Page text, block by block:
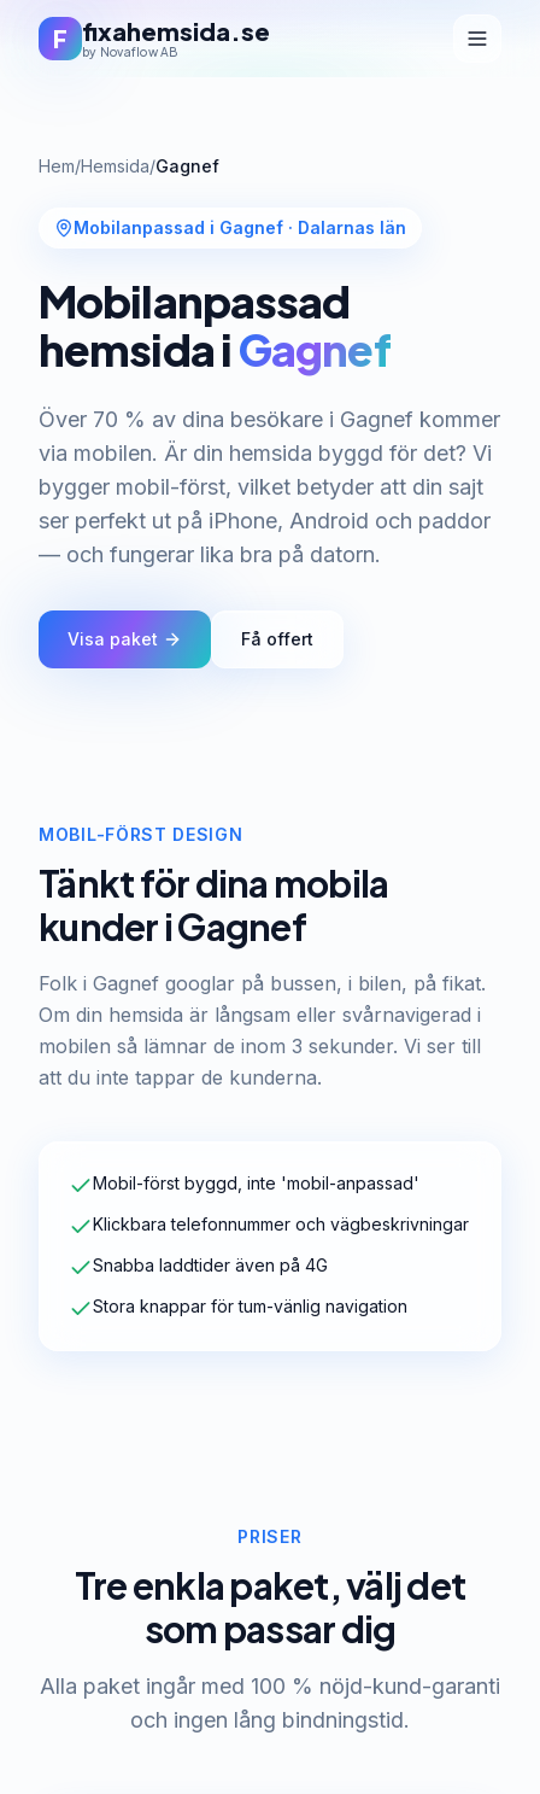
F fixahemsida.se
by Novaflow AB
Hem/Hemsida/Gagnef
Mobilanpassad i Gagnef · Dalarnas län
Mobilanpassad
hemsida iGagnef
Över 70 % av dina besökare i Gagnef kommer
via mobilen. Är din hemsida byggd för det? Vi
bygger mobil-först, vilket betyder att din sajt
ser perfekt ut på iPhone, Android och paddor
— och fungerar lika bra på datorn.
Visa paket Få offert
MOBIL-FÖRST DESIGN
Tänkt för dina mobila
kunder i Gagnef
Folk i Gagnef googlar på bussen, i bilen, på fikat.
Om din hemsida är långsam eller svårnavigerad i
mobilen så lämnar de inom 3 sekunder. Vi ser till
att du inte tappar de kunderna.
Mobil-först byggd, inte 'mobil-anpassad'
Klickbara telefonnummer och vägbeskrivningar
Snabba laddtider även på 4G
Stora knappar för tum-vänlig navigation
PRISER
Tre enkla paket, välj det
som passar dig
Alla paket ingår med 100 % nöjd-kund-garanti
och ingen lång bindningstid.